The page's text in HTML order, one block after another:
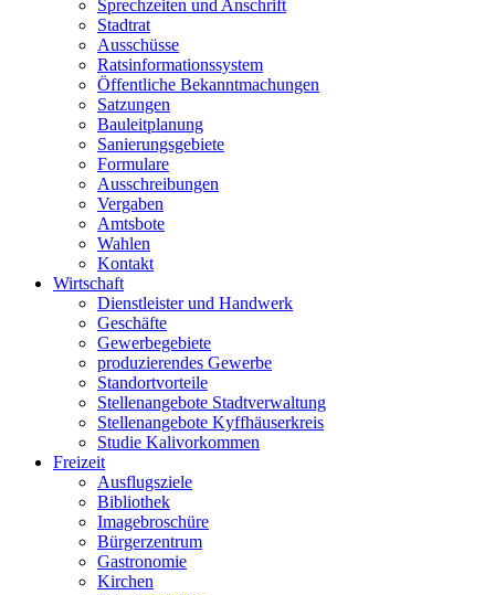
Sprechzeiten und Anschrift
Stadtrat
Ausschüsse
Ratsinformationssystem
Öffentliche Bekanntmachungen
Satzungen
Bauleitplanung
Sanierungsgebiete
Formulare
Ausschreibungen
Vergaben
Amtsbote
Wahlen
Kontakt
Wirtschaft
Dienstleister und Handwerk
Geschäfte
Gewerbegebiete
produzierendes Gewerbe
Standortvorteile
Stellenangebote Stadtverwaltung
Stellenangebote Kyffhäuserkreis
Studie Kalivorkommen
Freizeit
Ausflugsziele
Bibliothek
Imagebroschüre
Bürgerzentrum
Gastronomie
Kirchen